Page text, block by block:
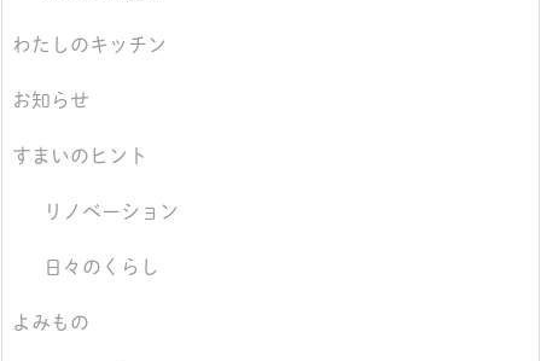
わたしのキッチン
お知らせ
すまいのヒント
リノベーション
日々のくらし
よみもの